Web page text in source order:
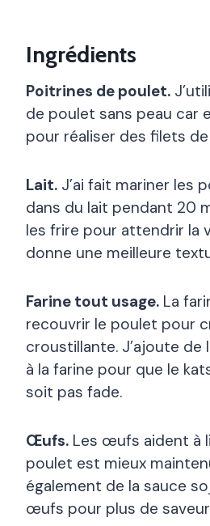
Ingrédients
Poitrines de poulet.
de poulet sans peau car
pour réaliser des filets
Lait. J’ai fait mariner les
dans du lait pendant 20
les frire pour attendrir la
donne une meilleure
Farine tout usage. La
recouvrir le poulet pour
croustillante. J’ajoute de
à la farine pour que le
soit pas fade.
Œufs. Les œufs aident à
poulet est mieux
également de la sauce
œufs pour plus de